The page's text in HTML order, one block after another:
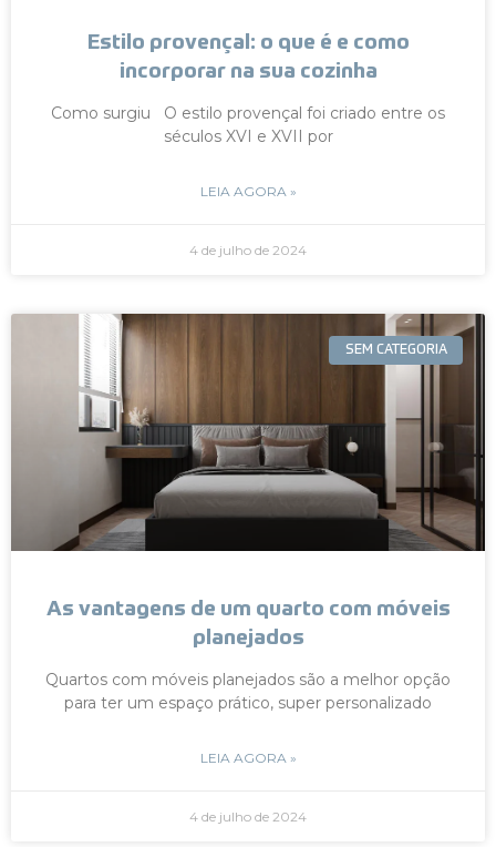
Estilo provençal: o que é e como
incorporar na sua cozinha
Como surgiu O estilo provençal foi criado entre os
séculos XVI e XVII por
LEIA AGORA »
4 de julho de 2024
SEM CATEGORIA
As vantagens de um quarto com móveis
planejados
Quartos com móveis planejados são a melhor opção
para ter um espaço prático, super personalizado
LEIA AGORA »
4 de julho de 2024